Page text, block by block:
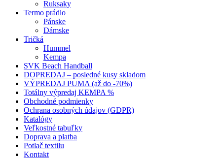
Ruksaky
Termo prádlo
Pánske
Dámske
Tričká
Hummel
Kempa
SVK Beach Handball
DOPREDAJ – posledné kusy skladom
VÝPREDAJ PUMA (až do -70%)
Totálny výpredaj KEMPA %
Obchodné podmienky
Ochrana osobných údajov (GDPR)
Katalógy
Veľkostné tabuľky
Doprava a platba
Potlač textilu
Kontakt